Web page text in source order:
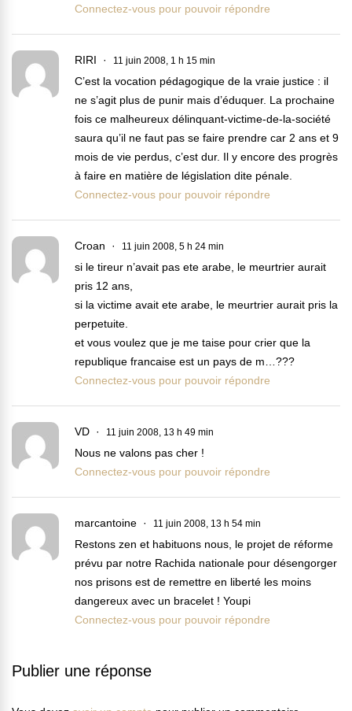
Connectez-vous pour pouvoir répondre
RIRI 11 juin 2008, 1 h 15 min
C’est la vocation pédagogique de la vraie justice : il
ne s’agit plus de punir mais d’éduquer. La prochaine
fois ce malheureux délinquant-victime-de-la-société
saura qu’il ne faut pas se faire prendre car 2 ans et 9
mois de vie perdus, c’est dur. Il y encore des progrès
à faire en matière de législation dite pénale.
Connectez-vous pour pouvoir répondre
Croan 11 juin 2008, 5 h 24 min
si le tireur n’avait pas ete arabe, le meurtrier aurait
pris 12 ans,
si la victime avait ete arabe, le meurtrier aurait pris la
perpetuite.
et vous voulez que je me taise pour crier que la
republique francaise est un pays de m…???
Connectez-vous pour pouvoir répondre
VD 11 juin 2008, 13 h 49 min
Nous ne valons pas cher !
Connectez-vous pour pouvoir répondre
marcantoine 11 juin 2008, 13 h 54 min
Restons zen et habituons nous, le projet de réforme
prévu par notre Rachida nationale pour désengorger
nos prisons est de remettre en liberté les moins
dangereux avec un bracelet ! Youpi
Connectez-vous pour pouvoir répondre
Publier une réponse